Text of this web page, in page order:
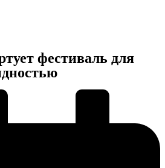
фестиваль для